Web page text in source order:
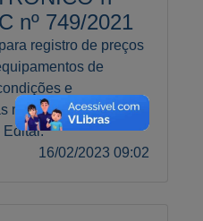
nº 749/2021
registro de preços
de
e
no Termo de
Edital.
16/02/2023 09:02